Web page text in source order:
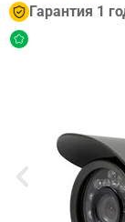
Гарантия 1